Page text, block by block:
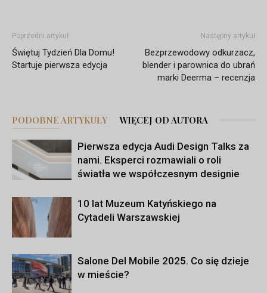
Poprzedni artykuł
Świętuj Tydzień Dla Domu!
Startuje pierwsza edycja
Następny artykuł
Bezprzewodowy odkurzacz,
blender i parownica do ubrań
marki Deerma – recenzja
PODOBNE ARTYKUŁY WIĘCEJ OD AUTORA
Pierwsza edycja Audi Design Talks za
nami. Eksperci rozmawiali o roli
światła we współczesnym designie
10 lat Muzeum Katyńskiego na
Cytadeli Warszawskiej
Salone Del Mobile 2025. Co się dzieje
w mieście?